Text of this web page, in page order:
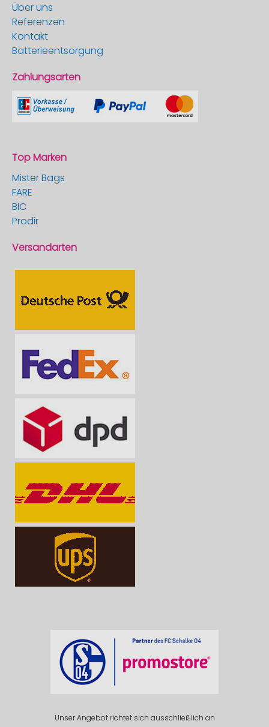
Über uns
Referenzen
Kontakt
Batterieentsorgung
Zahlungsarten
Top Marken
Mister Bags
FARE
BIC
Prodir
Versandarten
Unser Angebot richtet sich ausschließlich an